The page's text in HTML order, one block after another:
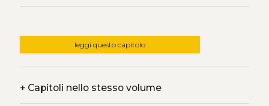
leggi questo capitolo
+Capitoli nello stesso volume